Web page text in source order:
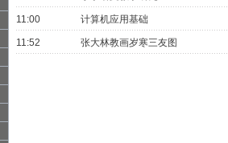
11:00 计算机应用基础
11:52 张大林教画岁寒三友图